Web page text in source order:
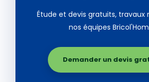
Étude et devis gratuits, travaux
nos équipes
Demander un devis